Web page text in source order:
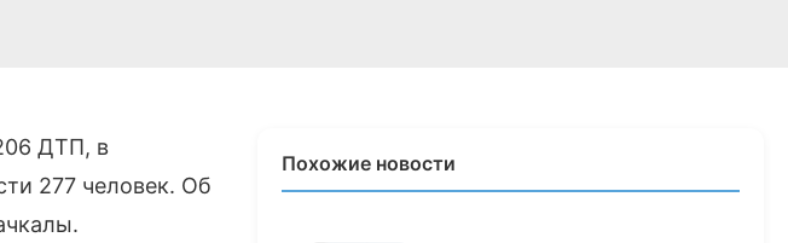
ДТП, в
277 человек. Об
Похожие новости